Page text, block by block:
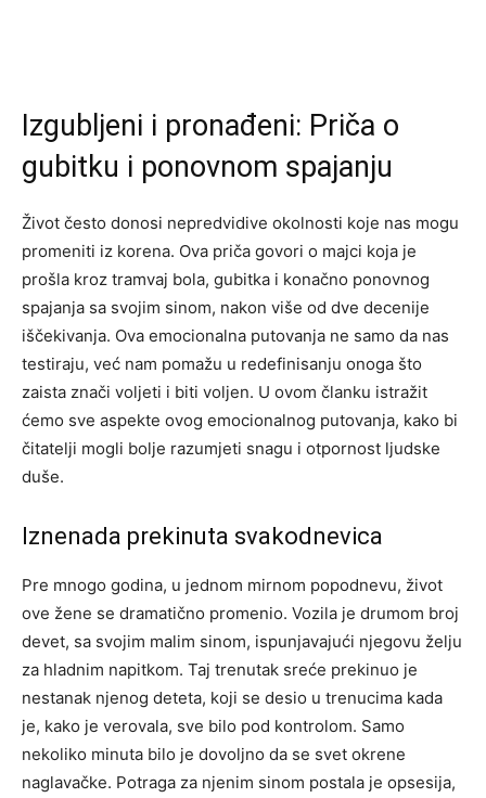
Izgubljeni i pronađeni: Priča o
gubitku i ponovnom spajanju
Život često donosi nepredvidive okolnosti koje nas mogu
promeniti iz korena. Ova priča govori o majci koja je
prošla kroz tramvaj bola, gubitka i konačno ponovnog
spajanja sa svojim sinom, nakon više od dve decenije
iščekivanja. Ova emocionalna putovanja ne samo da nas
testiraju, već nam pomažu u redefinisanju onoga što
zaista znači voljeti i biti voljen. U ovom članku istražit
ćemo sve aspekte ovog emocionalnog putovanja, kako bi
čitatelji mogli bolje razumjeti snagu i otpornost ljudske
duše.
Iznenada prekinuta svakodnevica
Pre mnogo godina, u jednom mirnom popodnevu, život
ove žene se dramatično promenio. Vozila je drumom broj
devet, sa svojim malim sinom, ispunjavajući njegovu želju
za hladnim napitkom. Taj trenutak sreće prekinuo je
nestanak njenog deteta, koji se desio u trenucima kada
je, kako je verovala, sve bilo pod kontrolom. Samo
nekoliko minuta bilo je dovoljno da se svet okrene
naglavačke. Potraga za njenim sinom postala je opsesija,